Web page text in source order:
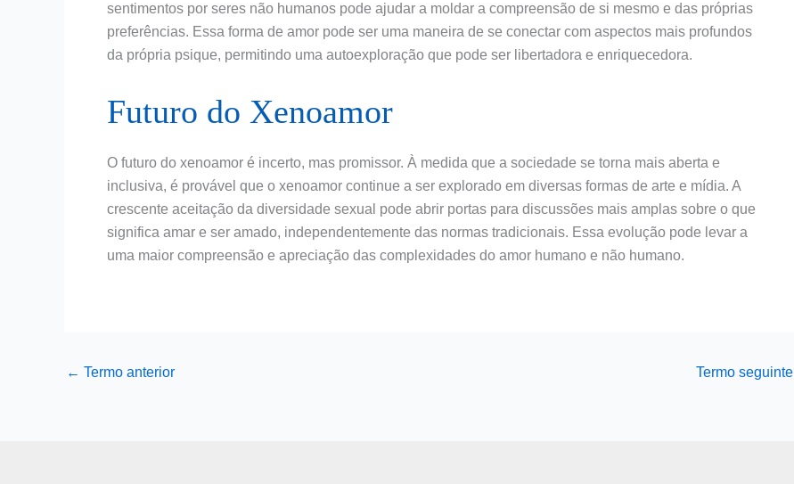
sentimentos por seres não humanos pode ajudar a moldar a compreensão de si mesmo e das próprias
preferências. Essa forma de amor pode ser uma maneira de se conectar com aspectos mais profundos
da própria psique, permitindo uma autoexploração que pode ser libertadora e enriquecedora.
Futuro do Xenoamor
O futuro do xenoamor é incerto, mas promissor. À medida que a sociedade se torna mais aberta e
inclusiva, é provável que o xenoamor continue a ser explorado em diversas formas de arte e mídia. A
crescente aceitação da diversidade sexual pode abrir portas para discussões mais amplas sobre o que
significa amar e ser amado, independentemente das normas tradicionais. Essa evolução pode levar a
uma maior compreensão e apreciação das complexidades do amor humano e não humano.
← Termo anterior Termo seguinte